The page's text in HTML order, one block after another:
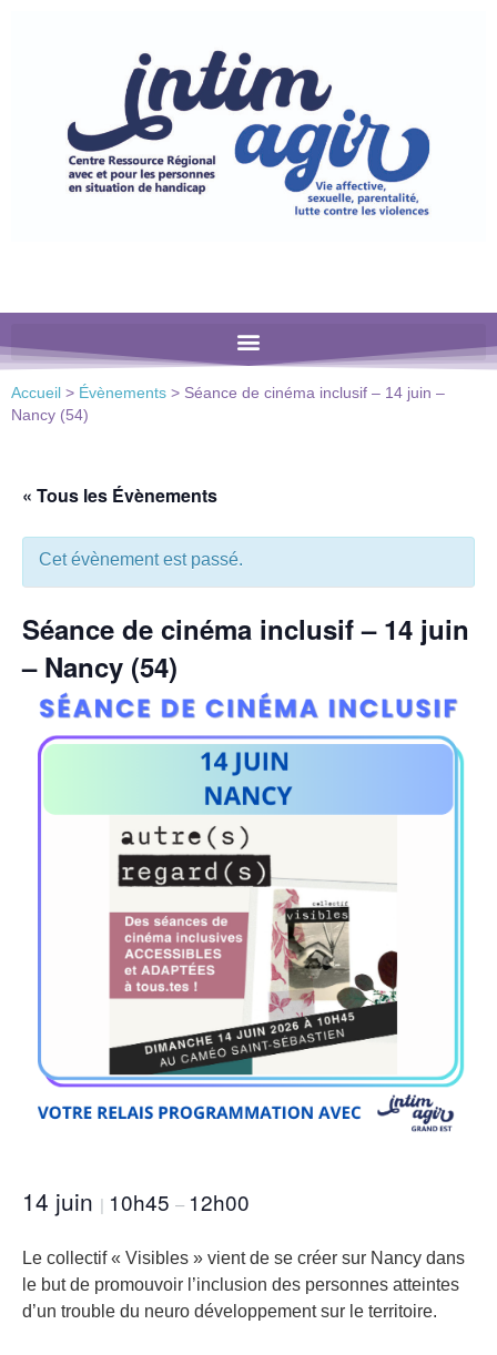
comprend
Accueil > Évènements > Séance de cinéma inclusif – 14 juin –
Nancy (54)
« Tous les Évènements
Cet évènement est passé.
Séance de cinéma inclusif – 14 juin
– Nancy (54)
14 juin | 10h45 – 12h00
Le collectif « Visibles » vient de se créer sur Nancy dans
le but de promouvoir l’inclusion des personnes atteintes
d’un trouble du neuro développement sur le territoire.